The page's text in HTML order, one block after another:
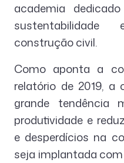
academia
construção civil.
Como aponta a
relatório de 2019, a
grande tendência
produtividade e
e desperdícios na
seja implantada